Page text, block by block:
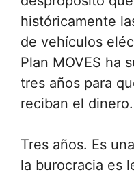
históricamente
de vehículos
Plan MOVES ha
tres años para
reciban el dinero.
Tres años. Es
la burocracia es